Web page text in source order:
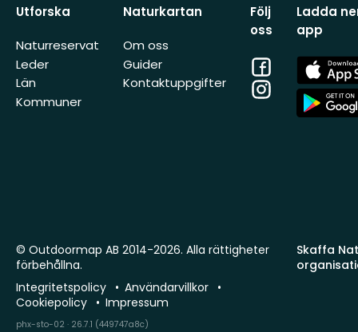
Utforska
Naturreservat
Leder
Län
Kommuner
Naturkartan
Om oss
Guider
Kontaktuppgifter
Följ
oss
Facebook
Instagram
Ladda
app
App
Store
App
Store
Skaffa
© Outdoormap AB 2014-2026. Alla rättigheter
förbehållna.
Integritetspolicy
Användarvillkor
Cookiepolicy
Impressum
phx-sto-02 · 26.7.1 (449747a8c)